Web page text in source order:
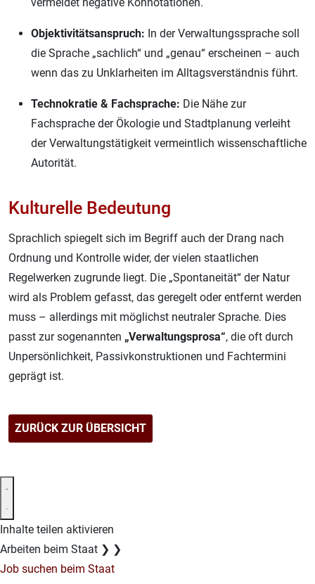
vermeidet negative Konnotationen.
Objektivitätsanspruch: In der Verwaltungssprache soll
die Sprache „sachlich“ und „genau“ erscheinen – auch
wenn das zu Unklarheiten im Alltagsverständnis führt.
Technokratie & Fachsprache: Die Nähe zur
Fachsprache der Ökologie und Stadtplanung verleiht
der Verwaltungstätigkeit vermeintlich wissenschaftliche
Autorität.
Kulturelle Bedeutung
Sprachlich spiegelt sich im Begriff auch der Drang nach
Ordnung und Kontrolle wider, der vielen staatlichen
Regelwerken zugrunde liegt. Die „Spontaneität“ der Natur
wird als Problem gefasst, das geregelt oder entfernt werden
muss – allerdings mit möglichst neutraler Sprache. Dies
passt zur sogenannten „Verwaltungsprosa“, die oft durch
Unpersönlichkeit, Passivkonstruktionen und Fachtermini
geprägt ist.
ZURÜCK ZUR ÜBERSICHT
Inhalte teilen aktivieren
Arbeiten beim Staat ❯ ❯
Job suchen beim Staat